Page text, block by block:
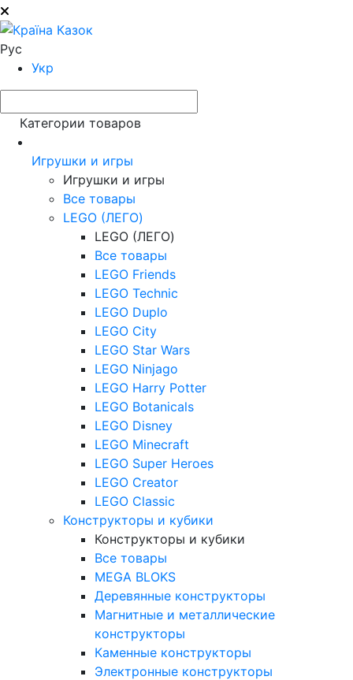
Рус
Укр
Категории товаров
Игрушки и игры
Игрушки и игры
Все товары
LEGO (ЛЕГО)
LEGO (ЛЕГО)
Все товары
LEGO Friends
LEGO Technic
LEGO Duplo
LEGO City
LEGO Star Wars
LEGO Ninjago
LEGO Harry Potter
LEGO Botanicals
LEGO Disney
LEGO Minecraft
LEGO Super Heroes
LEGO Creator
LEGO Classic
Конструкторы и кубики
Конструкторы и кубики
Все товары
MEGA BLOKS
Деревянные конструкторы
Магнитные и металлические
конструкторы
Каменные конструкторы
Электронные конструкторы